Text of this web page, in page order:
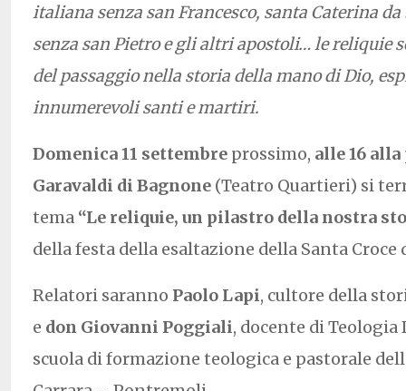
italiana senza san Francesco, santa Caterina
senza san Pietro e gli altri apostoli… le reliquie
del passaggio nella storia della mano di Dio,
innumerevoli santi e martiri.
Domenica 11 settembre prossimo, alle 16
Garavaldi di Bagnone (Teatro Quartieri) si
tema “Le reliquie, un pilastro della nostra
della festa della esaltazione della Santa Croce
Relatori saranno Paolo Lapi, cultore della
e don Giovanni Poggiali, docente di
scuola di formazione teologica e pastorale